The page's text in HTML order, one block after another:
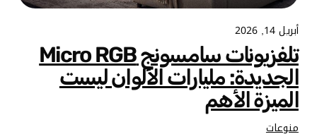
أبريل 14, 2026
تلفزيونات سامسونج Micro RGB
الجديدة: مليارات الألوان ليست
الميزة الأهم
منوعات